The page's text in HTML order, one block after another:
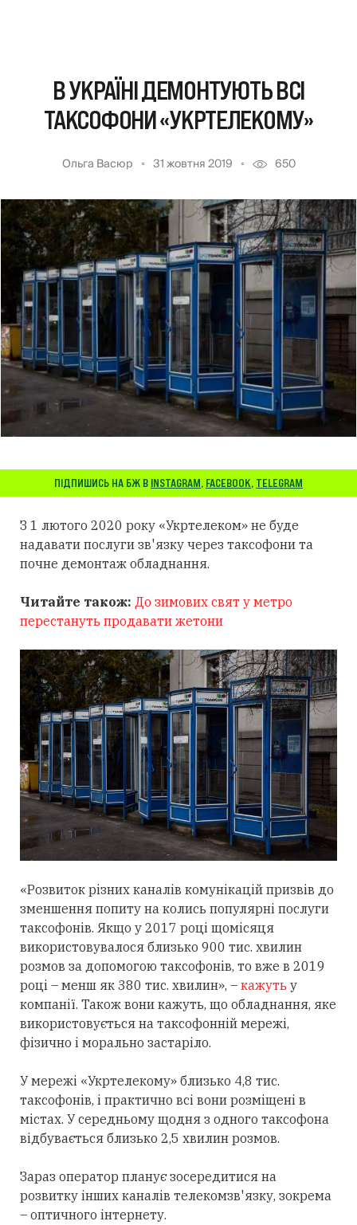
В УКРАЇНІ ДЕМОНТУЮТЬ ВСІ
ТАКСОФОНИ «УКРТЕЛЕКОМУ»
Ольга Васюр 31 жовтня 2019 650
ПІДПИШИСЬ НА БЖ В INSTAGRAM, FACEBOOK, TELEGRAM
З 1 лютого 2020 року «Укртелеком» не буде
надавати послуги зв'язку через таксофони та
почне демонтаж обладнання.
Читайте також: До зимових свят у метро
перестануть продавати жетони
«Розвиток різних каналів комунікацій призвів до
зменшення попиту на колись популярні послуги
таксофонів. Якщо у 2017 році щомісяця
використовувалося близько 900 тис. хвилин
розмов за допомогою таксофонів, то вже в 2019
році – менш як 380 тис. хвилин», – кажуть у
компанії. Також вони кажуть, що обладнання, яке
використовується на таксофонній мережі,
фізично і морально застаріло.
У мережі «Укртелекому» близько 4,8 тис.
таксофонів, і практично всі вони розміщені в
містах. У середньому щодня з одного таксофона
відбувається близько 2,5 хвилин розмов.
Зараз оператор планує зосередитися на
розвитку інших каналів телекомзв'язку, зокрема
– оптичного інтернету.